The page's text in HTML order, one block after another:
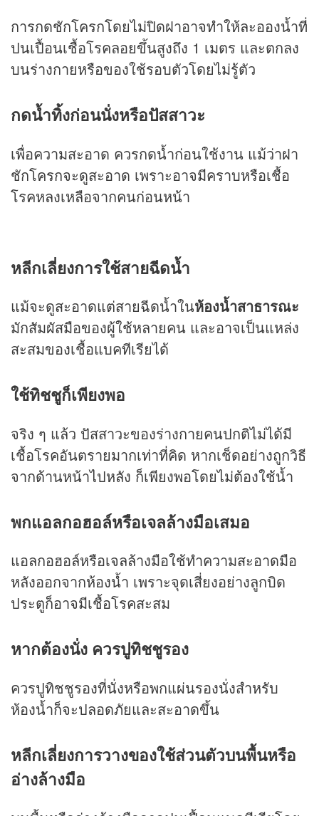
การกดชักโครกโดยไม่ปิดฝาอาจทำให้ละอองน้ำที่
ปนเปื้อนเชื้อโรคลอยขึ้นสูงถึง 1 เมตร และตกลง
บนร่างกายหรือของใช้รอบตัวโดยไม่รู้ตัว
กดน้ำทิ้งก่อนนั่งหรือปัสสาวะ
เพื่อความสะอาด ควรกดน้ำก่อนใช้งาน แม้ว่าฝา
ชักโครกจะดูสะอาด เพราะอาจมีคราบหรือเชื้อ
โรคหลงเหลือจากคนก่อนหน้า
หลีกเลี่ยงการใช้สายฉีดน้ำ
แม้จะดูสะอาดแต่สายฉีดน้ำในห้องน้ำสาธารณะ
มักสัมผัสมือของผู้ใช้หลายคน และอาจเป็นแหล่ง
สะสมของเชื้อแบคทีเรียได้
ใช้ทิชชูก็เพียงพอ
จริง ๆ แล้ว ปัสสาวะของร่างกายคนปกติไม่ได้มี
เชื้อโรคอันตรายมากเท่าที่คิด หากเช็ดอย่างถูกวิธี
จากด้านหน้าไปหลัง ก็เพียงพอโดยไม่ต้องใช้น้ำ
พกแอลกอฮอล์หรือเจลล้างมือเสมอ
แอลกอฮอล์หรือเจลล้างมือใช้ทำความสะอาดมือ
หลังออกจากห้องน้ำ เพราะจุดเสี่ยงอย่างลูกบิด
ประตูก็อาจมีเชื้อโรคสะสม
หากต้องนั่ง ควรปูทิชชูรอง
ควรปูทิชชูรองที่นั่งหรือพกแผ่นรองนั่งสำหรับ
ห้องน้ำก็จะปลอดภัยและสะอาดขึ้น
หลีกเลี่ยงการวางของใช้ส่วนตัวบนพื้นหรือ
อ่างล้างมือ